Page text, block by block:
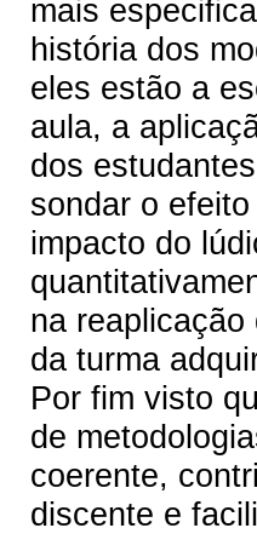
mais
história dos
eles estão a
aula, a
dos
sondar o
impacto do
na
da turma
Por fim visto
de
coerente,
discente e